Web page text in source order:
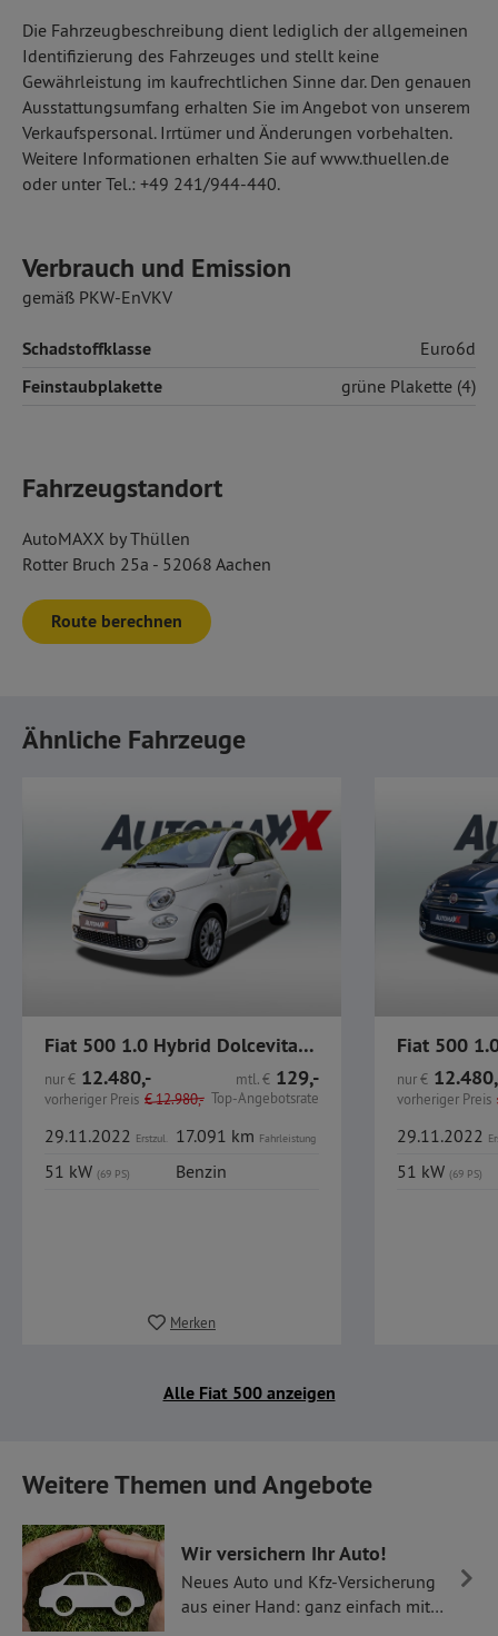
Die Fahrzeugbeschreibung dient lediglich der allgemeinen
Identifizierung des Fahrzeuges und stellt keine
Gewährleistung im kaufrechtlichen Sinne dar. Den genauen
Ausstattungsumfang erhalten Sie im Angebot von unserem
Verkaufspersonal. Irrtümer und Änderungen vorbehalten.
Weitere Informationen erhalten Sie auf www.thuellen.de
oder unter Tel.: +49 241/944-440.
Verbrauch und Emission
gemäß PKW-EnVKV
Schadstoffklasse Euro6d
Feinstaubplakette grüne Plakette (4)
Fahrzeugstandort
AutoMAXX by Thüllen
Rotter Bruch 25a - 52068 Aachen
Route berechnen
Ähnliche Fahrzeuge
Fiat 500 1.0 Hybrid Dolcevita GJR PDC CarPlay
nur€ 12.480,-
vorheriger Preis €12.980,-
mtl.€ 129,-
Top-Angebotsrate
29.11.2022 Erstzul. 17.091 km Fahrleistung
51 kW (69 PS) Benzin
Merken
nur€
vorheriger Preis
29.11.2022
51 kW (69 PS)
Alle Fiat 500 anzeigen
Weitere Themen und Angebote
Wir versichern Ihr Auto!
Neues Auto und Kfz-Versicherung
aus einer Hand: ganz einfach mit